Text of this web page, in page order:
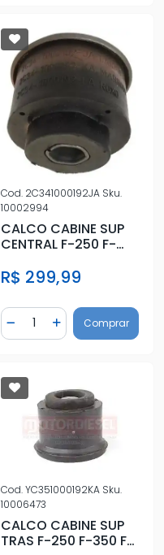
Cod. 2C341000192JA Sku.
10002994
CALCO CABINE SUP
CENTRAL F-250 F-
R$ 299,99
Diminuir Quantidade
Quantidade
AdicionarComprar
Cod.YC351000192KA Sku.
10006473
CALCO CABINE SUP
TRAS F-250 F-350 F-